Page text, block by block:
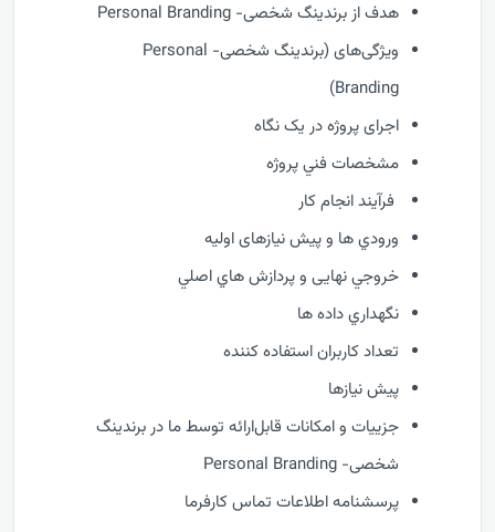
هدف از برندینگ شخصی- Personal Branding
ویژگی‌های (برندینگ شخصی- Personal
Branding)
اجرای پروژه در یک نگاه
مشخصات فني پروژه
فرآيند انجام کار
ورودي ها و پیش نیازهای اولیه
خروجي نهایی و پردازش هاي اصلي
نگهداري داده ها
تعداد کاربران استفاده کننده
پیش نیازها
جزییات و امکانات قابل‌ارائه توسط ما در برندینگ
شخصی- Personal Branding
پرسشنامه اطلاعات تماس کارفرما